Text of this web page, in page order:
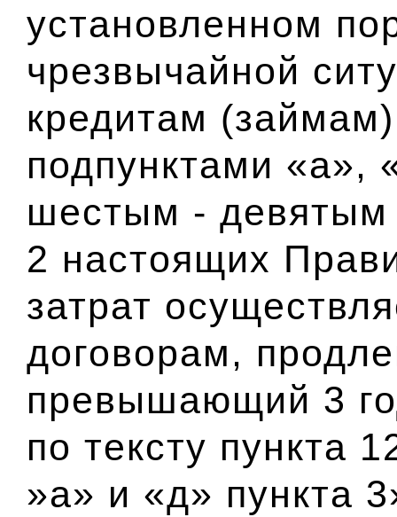
установленном
чрезвычайной
кредитам
подпунктами «а»,
шестым - девятым
2 настоящих
затрат
договорам,
превышающий 3
по тексту пункта
»а» и «д» пункта